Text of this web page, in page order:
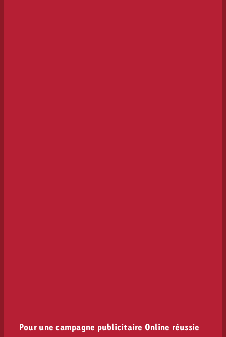
Pour une campagne publicitaire Online réussie